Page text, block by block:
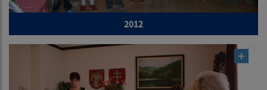
2012